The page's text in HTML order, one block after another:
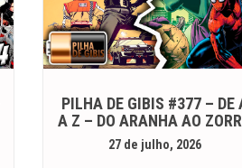
PILHA DE GIBIS #377 – DE
A Z – DO ARANHA AO
27 de julho, 2026